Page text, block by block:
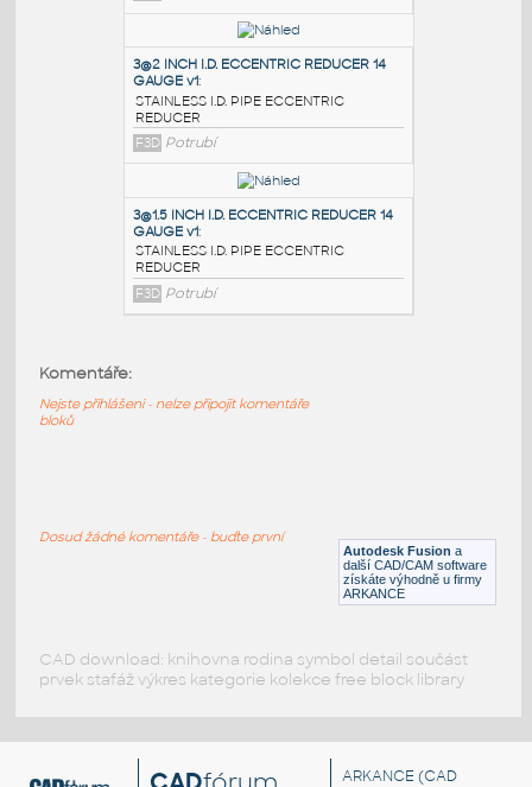
REDUCER
F3D Potrubí
3@2.5 INCH I.D. ECCENTRIC REDUCER 14
GAUGE v1
STAINLESS I.D. PIPE ECCENTRIC
REDUCER
F3D Potrubí
3@2 INCH I.D. ECCENTRIC REDUCER 14
F3D Potrubí
STAINLESS I.D. PIPE ECCENTRIC
Autodesk Fusion a
další CAD/CAM software
získáte výhodně u firmy
ARKANCE
Komentáře:
Nejste přihlášeni - nelze připojit komentáře
bloků
Dosud žádné komentáře - buďte první
CAD download: knihovna rodina symbol detail součást
prvek stafáž výkres kategorie kolekce free block library
ARKANCE (CAD